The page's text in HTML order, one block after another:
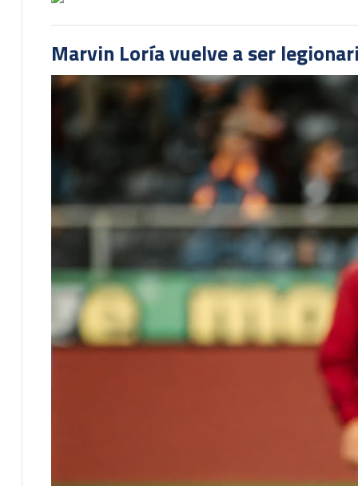
Marvin Loría vuelve a ser